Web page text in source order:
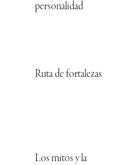
personalidad
Ruta de fortalezas
Los mitos y la